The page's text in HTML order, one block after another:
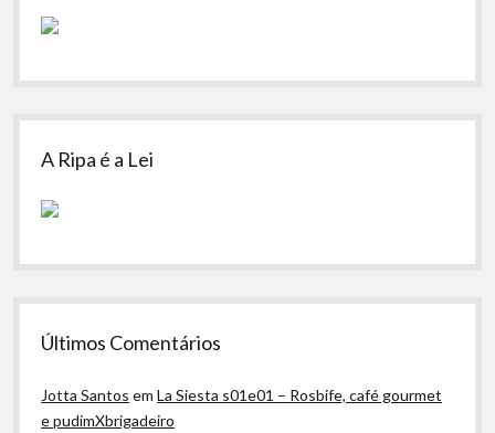
A Ripa é a Lei
Últimos Comentários
Jotta Santos emLa Siesta s01e01 – Rosbife, café gourmet
e pudimXbrigadeiro